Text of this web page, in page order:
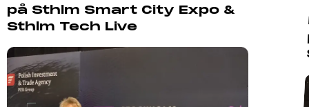
nya eller existerande
aktörer så som
på Sthlm Smart City Expo &
Sthlm Tech Live